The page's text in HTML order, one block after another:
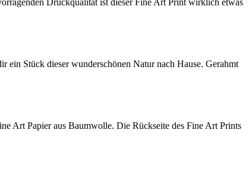
Druckqualität ist dieser Fine Art Print wirklich etwas
Stück dieser wunderschönen Natur nach Hause. Gerahmt
Art Papier aus Baumwolle. Die Rückseite des Fine Art Prints